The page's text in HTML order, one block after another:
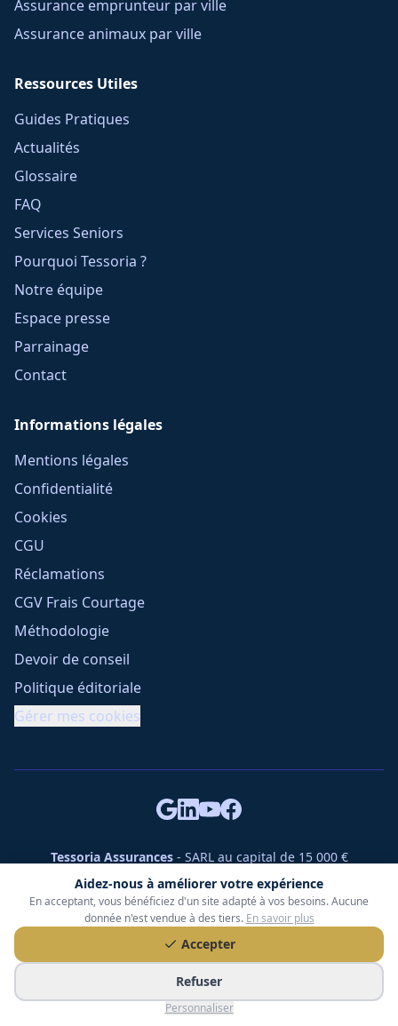
Aidez-nous à améliorer votre expérience
En acceptant, vous bénéficiez d'un site adapté à vos besoins. Aucune
donnée n'est vendue à des tiers. En savoir plus
Accepter
Refuser
Personnaliser
Assurance emprunteur par ville
Assurance animaux par ville
Ressources Utiles
Guides Pratiques
Actualités
Glossaire
FAQ
Services Seniors
Pourquoi Tessoria ?
Notre équipe
Espace presse
Parrainage
Contact
Informations légales
Mentions légales
Confidentialité
Cookies
CGU
Réclamations
CGV Frais Courtage
Méthodologie
Devoir de conseil
Politique éditoriale
Gérer mes cookies
Tessoria Assurances- SARL au capital de 15 000 €
ORIAS n° 25007309 - RCS 990 206 179 - Membre du réseau
360 Courtage
RC Pro : Klarity - Contrat n° CCOUK000785
49 chemin des Gardettes Sine, 06570 Saint-Paul-de-Vence
© Tessoria Assurances. Tous droits réservés.